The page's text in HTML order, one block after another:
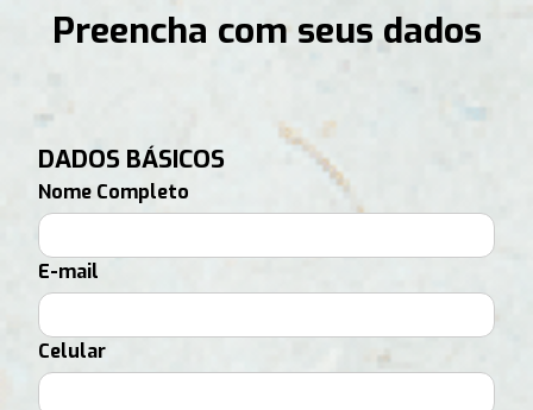
Preencha com seus dados
DADOS BÁSICOS
Nome Completo
E-mail
Celular